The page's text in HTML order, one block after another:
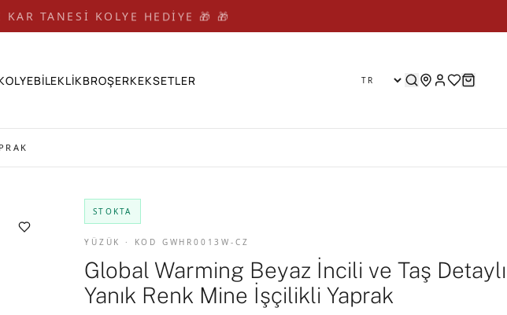
TANESİ KOLYE HEDİYE 🎁 🎁
BİLEKLİKBROŞERKEKSETLER
STOKTA
YÜZÜK · KOD GWHR0013W-CZ
Global Warming Beyaz İncili ve Taş Detaylı
Yanık Renk Mine İşçilikli Yaprak